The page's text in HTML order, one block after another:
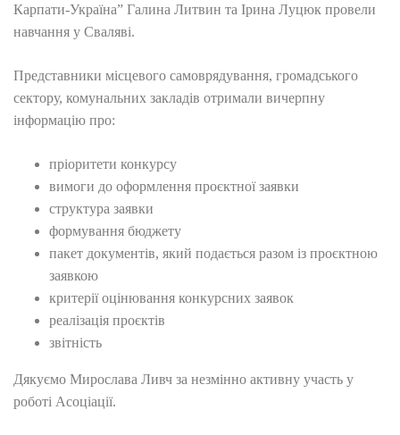
Карпати-Україна” Галина Литвин та Ірина Луцюк провели
навчання у Сваляві.
Представники місцевого самоврядування, громадського
сектору, комунальних закладів отримали вичерпну
інформацію про:
пріоритети конкурсу
вимоги до оформлення проєктної заявки
структура заявки
формування бюджету
пакет документів, який подається разом із проєктною
заявкою
критерії оцінювання конкурсних заявок
реалізація проєктів
звітність
Дякуємо Мирослава Ливч за незмінно активну участь у
роботі Асоціації.